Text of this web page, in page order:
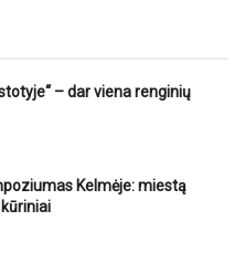
– dar viena renginių
Kelmėje: miestą